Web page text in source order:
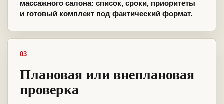
массажного салона: список, сроки, приоритеты
и готовый комплект под фактический формат.
03
Плановая или внеплановая
проверка